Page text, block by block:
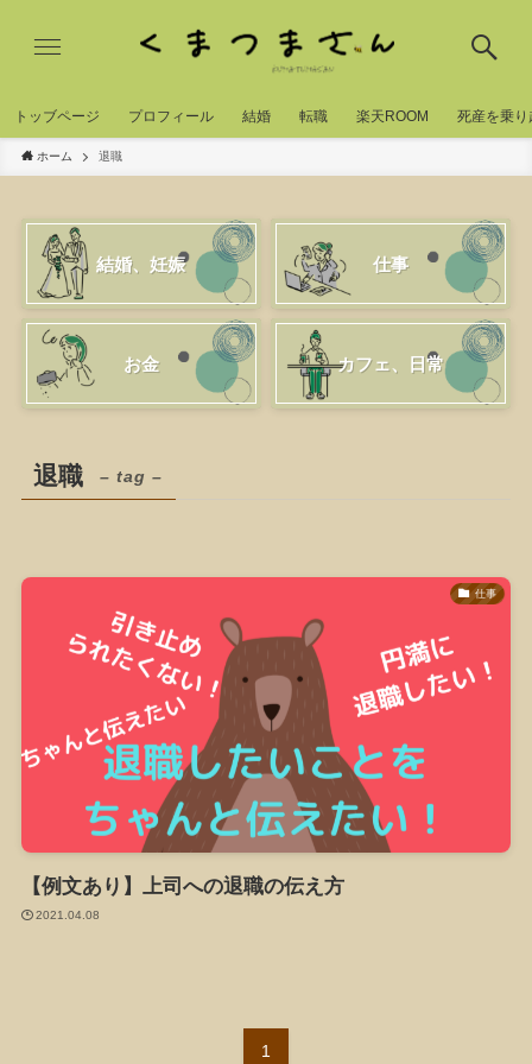
トッブページ プロフィール 結婚 転職 楽天ROOM 死産を乗り
ホーム 退職
結婚、妊娠 仕事
お金 カフェ、日常
退職 – tag –
仕事
【例文あり】上司への退職の伝え方
2021.04.08
1